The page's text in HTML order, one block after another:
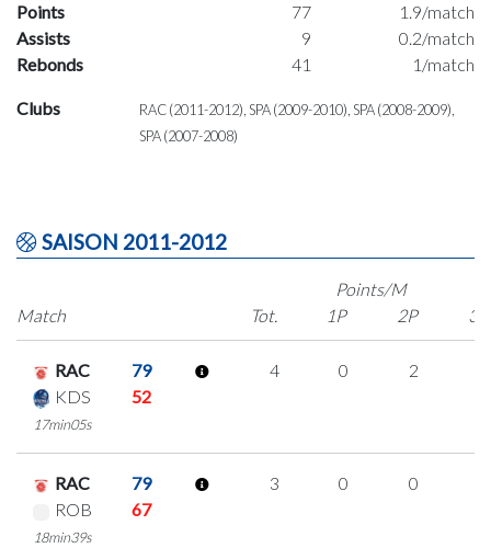
Points
77
1.9/match
Assists
9
0.2/match
Rebonds
41 1/match
Clubs
RAC (2011-2012), SPA (2009-2010), SPA (2008-2009),
SPA (2007-2008)
SAISON 2011-2012
Match
Points/M
Tot.
1P 2P 3P
RAC
79
KDS
52
17min05s
4 0 2
RAC
79
ROB
67
18min39s
3 0 0